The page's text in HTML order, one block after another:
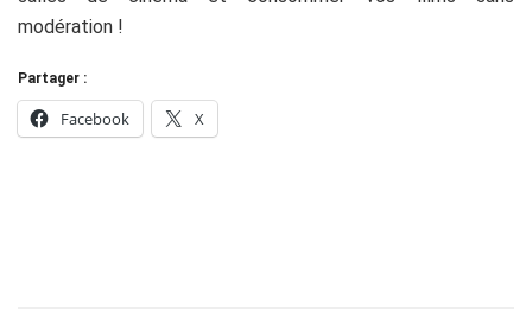
modération !
Partager :
Facebook X